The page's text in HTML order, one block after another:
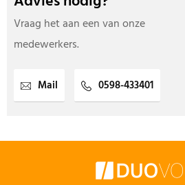
Vraag het aan een van onze
medewerkers.
Mail 0598-433401